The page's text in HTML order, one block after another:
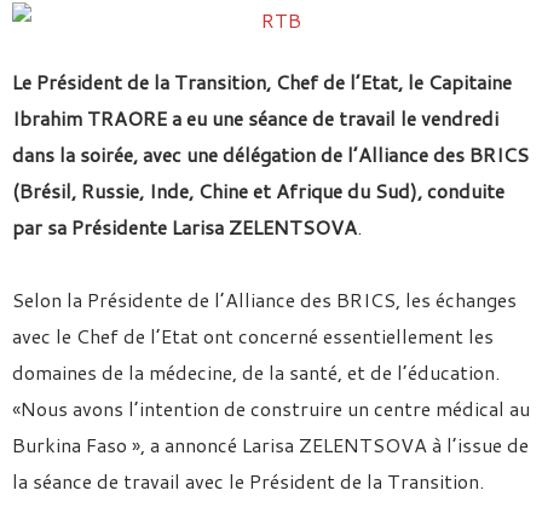
Le Président de la Transition, Chef de l’Etat, le Capitaine
Ibrahim TRAORE a eu une séance de travail le vendredi
dans la soirée, avec une délégation de l’Alliance des BRICS
(Brésil, Russie, Inde, Chine et Afrique du Sud), conduite
par sa Présidente Larisa ZELENTSOVA.
Selon la Présidente de l’Alliance des BRICS, les échanges
avec le Chef de l’Etat ont concerné essentiellement les
domaines de la médecine, de la santé, et de l’éducation.
«Nous avons l’intention de construire un centre médical au
Burkina Faso », a annoncé Larisa ZELENTSOVA à l’issue de
la séance de travail avec le Président de la Transition.